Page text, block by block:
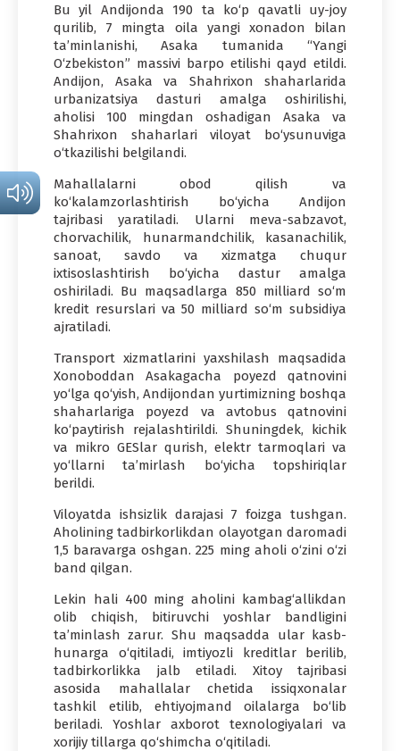
Bu yil Andijonda 190 ta ko‘p qavatli uy-joy
qurilib, 7 mingta oila yangi xonadon bilan
ta’minlanishi, Asaka tumanida “Yangi
O‘zbekiston” massivi barpo etilishi qayd etildi.
Andijon, Asaka va Shahrixon shaharlarida
urbanizatsiya dasturi amalga oshirilishi,
aholisi 100 mingdan oshadigan Asaka va
Shahrixon shaharlari viloyat bo‘ysunuviga
o‘tkazilishi belgilandi.
Mahallalarni obod qilish va
ko‘kalamzorlashtirish bo‘yicha Andijon
tajribasi yaratiladi. Ularni meva-sabzavot,
chorvachilik, hunarmandchilik, kasanachilik,
sanoat, savdo va xizmatga chuqur
ixtisoslashtirish bo‘yicha dastur amalga
oshiriladi. Bu maqsadlarga 850 milliard so‘m
kredit resurslari va 50 milliard so‘m subsidiya
ajratiladi.
Transport xizmatlarini yaxshilash maqsadida
Xonoboddan Asakagacha poyezd qatnovini
yo‘lga qo‘yish, Andijondan yurtimizning boshqa
shaharlariga poyezd va avtobus qatnovini
ko‘paytirish rejalashtirildi. Shuningdek, kichik
va mikro GESlar qurish, elektr tarmoqlari va
yo‘llarni ta’mirlash bo‘yicha topshiriqlar
berildi.
Viloyatda ishsizlik darajasi 7 foizga tushgan.
Aholining tadbirkorlikdan olayotgan daromadi
1,5 baravarga oshgan. 225 ming aholi o‘zini o‘zi
band qilgan.
Lekin hali 400 ming aholini kambag‘allikdan
olib chiqish, bitiruvchi yoshlar bandligini
ta’minlash zarur. Shu maqsadda ular kasb-
hunarga o‘qitiladi, imtiyozli kreditlar berilib,
tadbirkorlikka jalb etiladi. Xitoy tajribasi
asosida mahallalar chetida issiqxonalar
tashkil etilib, ehtiyojmand oilalarga bo‘lib
beriladi. Yoshlar axborot texnologiyalari va
xorijiy tillarga qo‘shimcha o‘qitiladi.